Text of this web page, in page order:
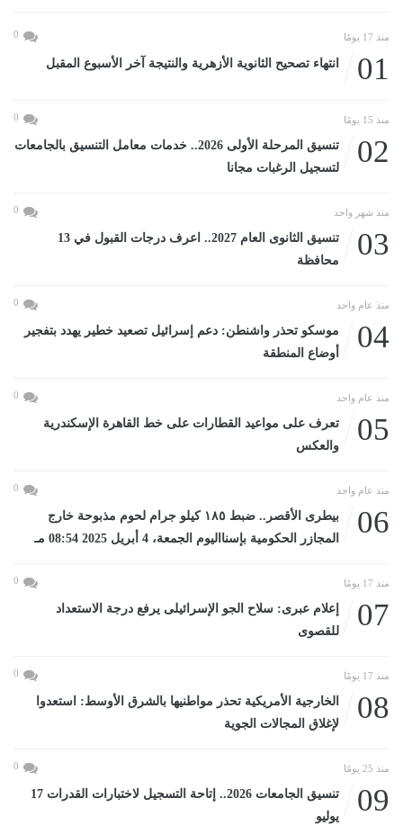
منذ 17 يومًا 0
01 انتهاء تصحيح الثانوية الأزهرية والنتيجة آخر الأسبوع المقبل
منذ 15 يومًا 0
02
تنسيق المرحلة الأولى 2026.. خدمات معامل التنسيق بالجامعات
لتسجيل الرغبات مجانا
منذ شهر واحد 0
03
تنسيق الثانوى العام 2027.. اعرف درجات القبول في 13
محافظة
منذ عام واحد 0
04
موسكو تحذر واشنطن: دعم إسرائيل تصعيد خطير يهدد بتفجير
أوضاع المنطقة
منذ عام واحد 0
05
تعرف على مواعيد القطارات على خط القاهرة الإسكندرية
والعكس
منذ عام واحد 0
06
بيطرى الأقصر.. ضبط ١٨٥ كيلو جرام لحوم مذبوحة خارج
المجازر الحكومية بإسنااليوم الجمعة، 4 أبريل 2025 08:54 مـ
منذ 17 يومًا 0
07
إعلام عبرى: سلاح الجو الإسرائيلى يرفع درجة الاستعداد
للقصوى
منذ 17 يومًا 0
08
الخارجية الأمريكية تحذر مواطنيها بالشرق الأوسط: استعدوا
لإغلاق المجالات الجوية
منذ 25 يومًا 0
09
تنسيق الجامعات 2026.. إتاحة التسجيل لاختبارات القدرات 17
يوليو